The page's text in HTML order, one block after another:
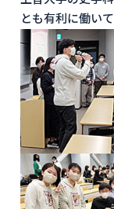
とも有利に働い